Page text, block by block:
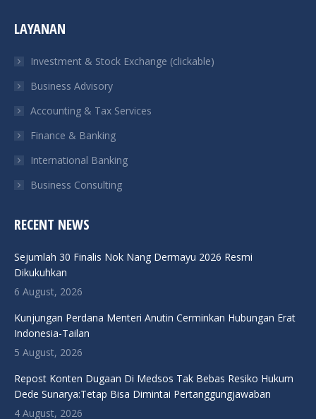
opens
new
window
opens
new
window
new
window
new
window
LAYANAN
Investment & Stock Exchange (clickable)
Business Advisory
Accounting & Tax Services
Finance & Banking
International Banking
Business Consulting
RECENT NEWS
Sejumlah 30 Finalis Nok Nang Dermayu 2026 Resmi
Dikukuhkan
6 August, 2026
Kunjungan Perdana Menteri Anutin Cerminkan Hubungan Erat
Indonesia-Tailan
5 August, 2026
Repost Konten Dugaan Di Medsos Tak Bebas Resiko Hukum
Dede Sunarya:Tetap Bisa Dimintai Pertanggungjawaban
4 August, 2026